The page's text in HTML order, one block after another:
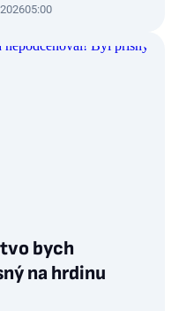
05:00
bych
na hrdinu